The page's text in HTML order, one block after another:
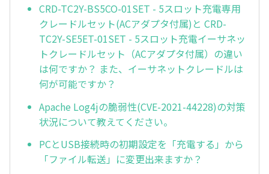
CRD-TC2Y-BS5CO-01SET - 5スロット充電専用
クレードルセット(ACアダプタ付属)と CRD-
TC2Y-SE5ET-01SET - 5スロット充電イーサネッ
トクレードルセット（ACアダプタ付属）の違い
は何ですか？ また、イーサネットクレードルは
何が可能ですか？
Apache Log4jの脆弱性(CVE-2021-44228)の対策
状況について教えてください。
PCとUSB接続時の初期設定を「充電する」から
「ファイル転送」に変更出来ますか？